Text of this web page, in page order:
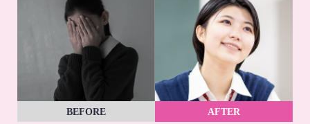
BEFORE AFTER